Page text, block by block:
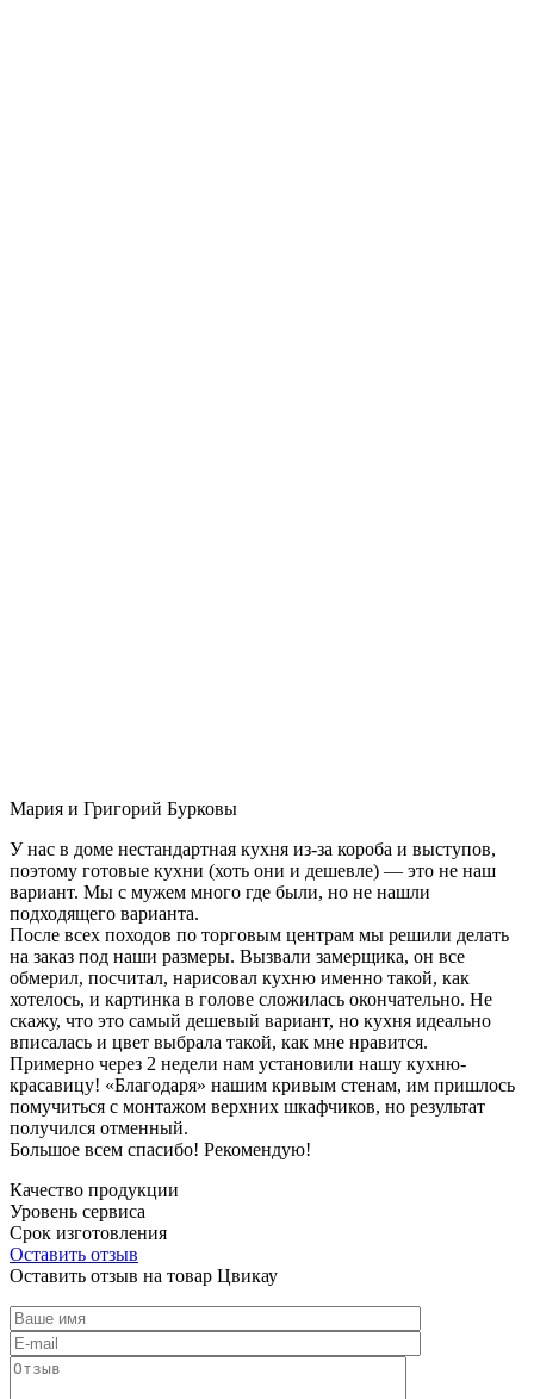
Мария и Григорий Бурковы
У нас в доме нестандартная кухня из-за короба и выступов,
поэтому готовые кухни (хоть они и дешевле) — это не наш
вариант. Мы с мужем много где были, но не нашли
подходящего варианта.
После всех походов по торговым центрам мы решили делать
на заказ под наши размеры. Вызвали замерщика, он все
обмерил, посчитал, нарисовал кухню именно такой, как
хотелось, и картинка в голове сложилась окончательно. Не
скажу, что это самый дешевый вариант, но кухня идеально
вписалась и цвет выбрала такой, как мне нравится.
Примерно через 2 недели нам установили нашу кухню-
красавицу! «Благодаря» нашим кривым стенам, им пришлось
помучиться с монтажом верхних шкафчиков, но результат
получился отменный.
Большое всем спасибо! Рекомендую!
Качество продукции
Уровень сервиса
Срок изготовления
Оставить отзыв
Оставить отзыв на товар Цвикау